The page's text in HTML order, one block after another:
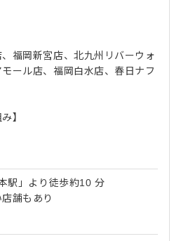
福岡新宮店、北九州リバーウォ
ール店、福岡白水店、春日ナフ
】
駅」より徒歩約10 分
舗もあり